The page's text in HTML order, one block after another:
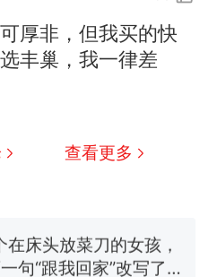
厚非，但我买的快
丰巢，我一律差
查看更多
才肯搬上楼！女子傻
报名的考试，成绩全
公平么？
回应
学招聘物理教师，笔
在床头放菜刀的女孩，
句“跟我回家”改写了